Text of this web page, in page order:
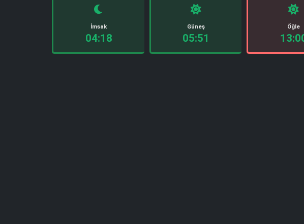
İmsak
04:18
Güneş
05:51
Öğle